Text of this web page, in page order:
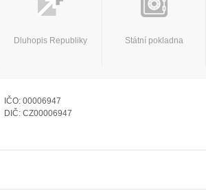
Dluhopis Republiky Státní pokladna
IČO: 00006947
DIČ: CZ00006947